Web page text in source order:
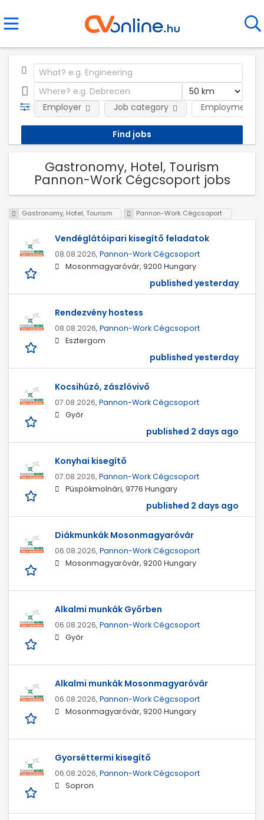
Employment
Employer Job category
Gastronomy, Hotel, Tourism
Pannon-Work Cégcsoport jobs
Gastronomy, Hotel, Tourism Pannon-Work Cégcsoport
Vendéglátóipari kisegítő feladatok
08.08.2026, Pannon-Work Cégcsoport
Mosonmagyaróvár, 9200 Hungary
published yesterday
Rendezvény hostess
08.08.2026, Pannon-Work Cégcsoport
Esztergom
published yesterday
Kocsihúzó, zászlóvivő
07.08.2026, Pannon-Work Cégcsoport
Győr
published 2 days ago
Konyhai kisegítő
07.08.2026, Pannon-Work Cégcsoport
Püspökmolnári, 9776 Hungary
published 2 days ago
Diákmunkák Mosonmagyaróvár
06.08.2026, Pannon-Work Cégcsoport
Mosonmagyaróvár, 9200 Hungary
Alkalmi munkák Győrben
06.08.2026, Pannon-Work Cégcsoport
Győr
Alkalmi munkák Mosonmagyaróvár
06.08.2026, Pannon-Work Cégcsoport
Mosonmagyaróvár, 9200 Hungary
Gyorséttermi kisegítő
06.08.2026, Pannon-Work Cégcsoport
Sopron